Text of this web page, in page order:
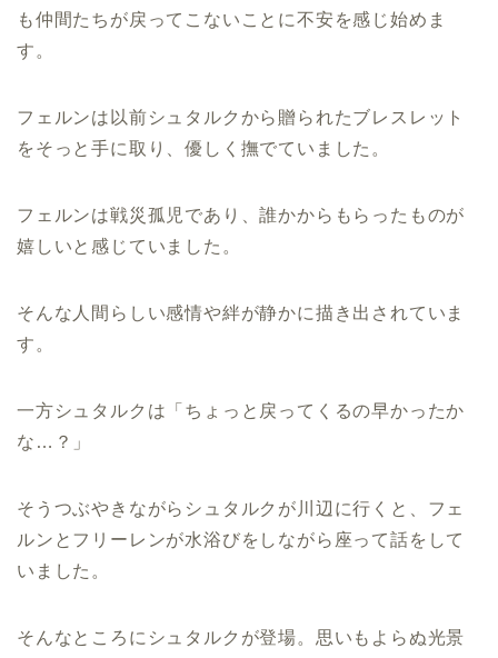
も仲間たちが戻ってこないことに不安を感じ始めま
す。
フェルンは以前シュタルクから贈られたブレスレット
をそっと手に取り、優しく撫でていました。
フェルンは戦災孤児であり、誰かからもらったものが
嬉しいと感じていました。
そんな人間らしい感情や絆が静かに描き出されていま
す。
一方シュタルクは「ちょっと戻ってくるの早かったか
な…？」
そうつぶやきながらシュタルクが川辺に行くと、フェ
ルンとフリーレンが水浴びをしながら座って話をして
いました。
そんなところにシュタルクが登場。思いもよらぬ光景